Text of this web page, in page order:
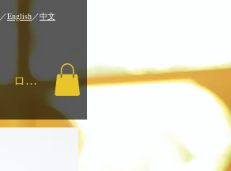
／English／中文
ログイン